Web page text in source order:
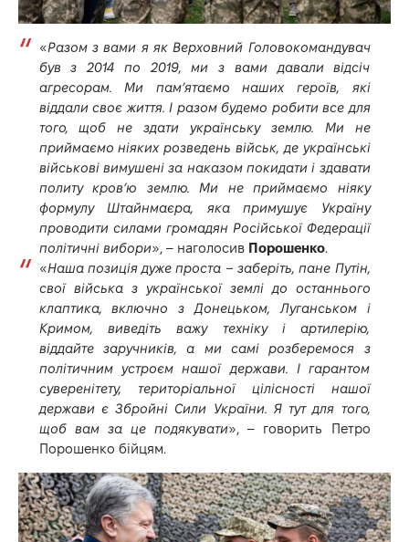
«Разом з вами я як Верховний Головокомандувач
був з 2014 по 2019, ми з вами давали відсіч
агресорам. Ми пам’ятаємо наших героїв, які
віддали своє життя. І разом будемо робити все для
того, щоб не здати українську землю. Ми не
приймаємо ніяких розведень військ, де українські
військові вимушені за наказом покидати і здавати
политу кров’ю землю. Ми не приймаємо ніяку
формулу Штайнмаєра, яка примушує Україну
проводити силами громадян Російської Федерації
політичні вибори», – наголосив Порошенко.
«Наша позиція дуже проста – заберіть, пане Путін,
свої війська з української землі до останнього
клаптика, включно з Донецьком, Луганськом і
Кримом, виведіть важу техніку і артилерію,
віддайте заручників, а ми самі розберемося з
політичним устроєм нашої держави. І гарантом
суверенітету, територіальної цілісності нашої
держави є Збройні Сили України. Я тут для того,
щоб вам за це подякувати», – говорить Петро
Порошенко бійцям.